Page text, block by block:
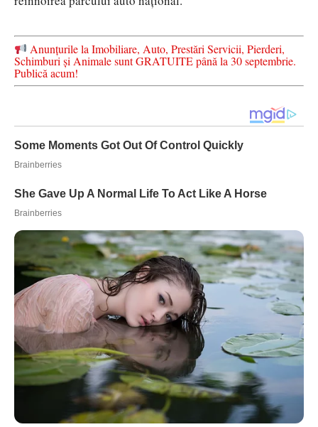
Anunțurile la Imobiliare, Auto, Prestări Servicii, Pierderi,
Schimburi și Animale sunt GRATUITE până la 30 septembrie.
Publică acum!